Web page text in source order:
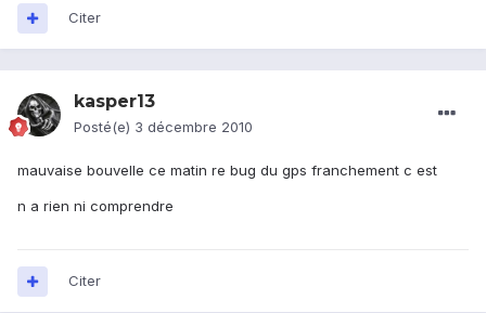
Citer
kasper13
Posté(e) 3 décembre 2010
mauvaise bouvelle ce matin re bug du gps franchement c est
n a rien ni comprendre
Citer